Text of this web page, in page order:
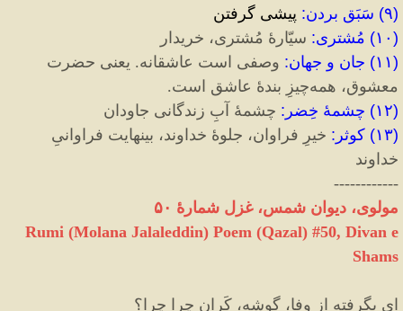
(۹) سَبَق بردن: پیشی گرفتن
( ۱۰) مُشتری: سیّارهٔ مُشتری، خریدار
(۱۱) جان و جهان: وصفی است عاشقانه. یعنی حضرت
معشوق، همه‌چیزِ بندهٔ عاشق است.
(۱۲) چشمهٔ خِضر : چشمهٔ آبِ زندگانی جاودان
(۱۳) کوثر : خیرِ فراوان، جلوهٔ خداوند، بینهایت فراوانیِ
خداوند
------------
مولوی، دیوان شمس، غزل شمارهٔ ۵۰
Rumi (Molana Jalaleddin) Poem (Qazal) #50, Divan e
Shams
ای بِگرفته از وفا، گوشه، کَران چرا چرا؟